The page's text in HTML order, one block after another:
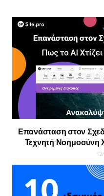
Επανάσταση στον
Τεχνητή Νοημοσύνη